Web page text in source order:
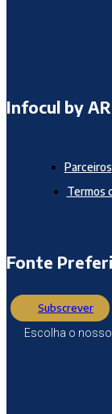
Infocul by
Parceiros
Termos
Fonte
Subscrever
Escolha o